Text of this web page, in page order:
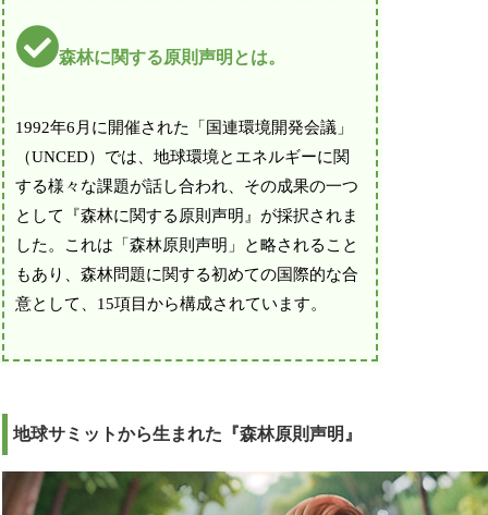
森林に関する原則声明とは。
1992年6月に開催された「国連環境開発会議」
（UNCED）では、地球環境とエネルギーに関
する様々な課題が話し合われ、その成果の一つ
として『森林に関する原則声明』が採択されま
した。これは「森林原則声明」と略されること
もあり、森林問題に関する初めての国際的な合
意として、15項目から構成されています。
地球サミットから生まれた『森林原則声明』